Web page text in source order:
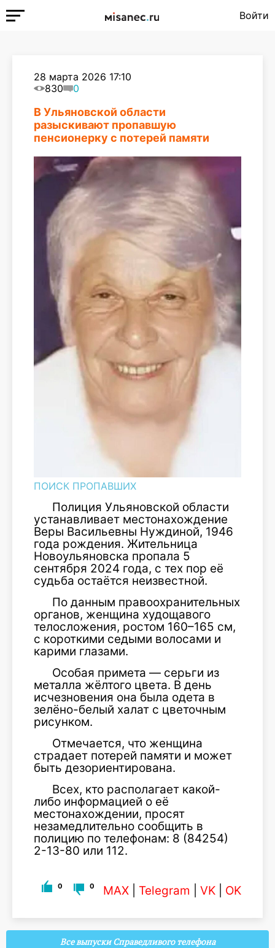
Войти
28 марта 2026 17:10
830
0
В Ульяновской области
разыскивают пропавшую
пенсионерку с потерей памяти
ПОИСК ПРОПАВШИХ
Полиция Ульяновской области
устанавливает местонахождение
Веры Васильевны Нуждиной, 1946
года рождения. Жительница
Новоульяновска пропала 5
сентября 2024 года, с тех пор её
судьба остаётся неизвестной.
По данным правоохранительных
органов, женщина худощавого
телосложения, ростом 160–165 см,
с короткими седыми волосами и
карими глазами.
Особая примета — серьги из
металла жёлтого цвета. В день
исчезновения она была одета в
зелёно-белый халат с цветочным
рисунком.
Отмечается, что женщина
страдает потерей памяти и может
быть дезориентирована.
Всех, кто располагает какой-
либо информацией о её
местонахождении, просят
незамедлительно сообщить в
полицию по телефонам: 8 (84254)
2-13-80 или 112.
0 0 MAX Telegram VK OK
Все выпуски Справедливого телефона